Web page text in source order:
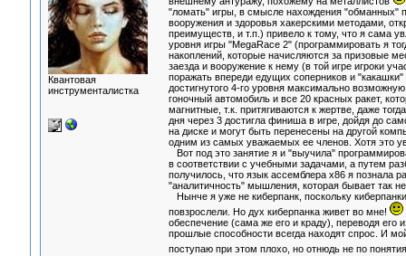
Квантовая
инструменталистка
"ломать" игры, в смысле нахождения "обманных"
вооружения и здоровья хакерскими методами,
преимуществ, и т.п.) привело к тому, что я сама
уровня игры "MegaRace 2" (программировать я
накоплений, которые начисляются за призовые
заезда и вооружение к нему (в той игре игроки
поражать впереди едущих соперников и
достигнутого 4-го уровня максимально
гоночный автомобиль и все 20 красных ракет,
магнитные, т.к. притягиваются к жертве, даже
дня через 3 достигла финиша в игре, дойдя до
на диске и могут быть перенесены на другой
одним из самых уважаемых ее членов. Хотя это
Вот под это занятие я и "выучила"
в соответствии с учебными задачами, а путем
получилось, что язык ассемблера x86 я познала
"аналитичность" мышления, которая бывает
Нынче я уже не киберпанк, поскольку
повзрослели. Но дух киберпанка живет во мне!
обеспечение (сама же его и краду), переводя его
прошлые способности всегда находят спрос. И
поступаю при этом плохо, но отнюдь не по